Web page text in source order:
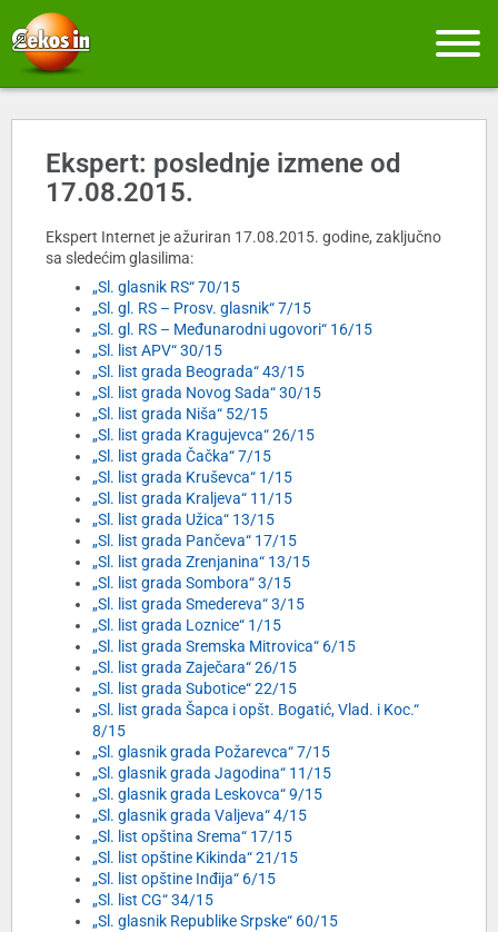
Ekspert: poslednje izmene od
17.08.2015.
Ekspert Internet je ažuriran 17.08.2015. godine, zaključno
sa sledećim glasilima:
„Sl. glasnik RS“ 70/15
„Sl. gl. RS – Prosv. glasnik“ 7/15
„Sl. gl. RS – Međunarodni ugovori“ 16/15
„Sl. list APV“ 30/15
„Sl. list grada Beograda“ 43/15
„Sl. list grada Novog Sada“ 30/15
„Sl. list grada Niša“ 52/15
„Sl. list grada Kragujevca“ 26/15
„Sl. list grada Čačka“ 7/15
„Sl. list grada Kruševca“ 1/15
„Sl. list grada Kraljeva“ 11/15
„Sl. list grada Užica“ 13/15
„Sl. list grada Pančeva“ 17/15
„Sl. list grada Zrenjanina“ 13/15
„Sl. list grada Sombora“ 3/15
„Sl. list grada Smedereva“ 3/15
„Sl. list grada Loznice“ 1/15
„Sl. list grada Sremska Mitrovica“ 6/15
„Sl. list grada Zaječara“ 26/15
„Sl. list grada Subotice“ 22/15
„Sl. list grada Šapca i opšt. Bogatić, Vlad. i Koc.“
8/15
„Sl. glasnik grada Požarevca“ 7/15
„Sl. glasnik grada Jagodina“ 11/15
„Sl. glasnik grada Leskovca“ 9/15
„Sl. glasnik grada Valjeva“ 4/15
„Sl. list opština Srema“ 17/15
„Sl. list opštine Kikinda“ 21/15
„Sl. list opštine Inđija“ 6/15
„Sl. list CG“ 34/15
„Sl. glasnik Republike Srpske“ 60/15